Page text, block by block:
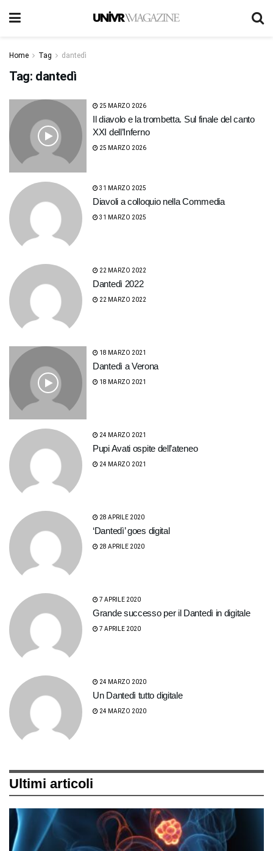
Home Tag dantedì
Tag: dantedì
25 MARZO 2026
Il diavolo e la trombetta. Sul finale del canto
XXI dell’Inferno
25 MARZO 2026
31 MARZO 2025
Diavoli a colloquio nella Commedia
31 MARZO 2025
22 MARZO 2022
Dantedì 2022
22 MARZO 2022
18 MARZO 2021
Dantedì a Verona
18 MARZO 2021
24 MARZO 2021
Pupi Avati ospite dell’ateneo
24 MARZO 2021
28 APRILE 2020
‘Dantedì’ goes digital
28 APRILE 2020
7 APRILE 2020
Grande successo per il Dantedì in digitale
7 APRILE 2020
24 MARZO 2020
Un Dantedì tutto digitale
24 MARZO 2020
Ultimi articoli